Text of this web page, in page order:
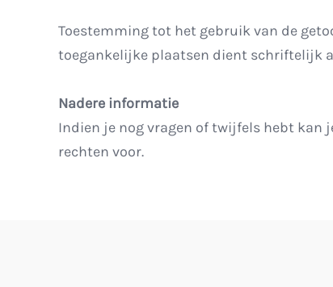
Toestemming tot het gebruik van de
toegankelijke plaatsen dient schriftelijk
Nadere informatie
Indien je nog vragen of twijfels hebt kan
rechten voor.